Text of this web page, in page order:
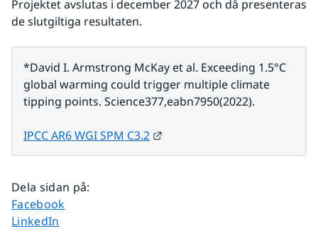
Projektet avslutas i december 2027 och då presenteras
de slutgiltiga resultaten.
*David I. Armstrong McKay et al. Exceeding 1.5°C
global warming could trigger multiple climate
tipping points. Science377,eabn7950(2022).
IPCC AR6 WGI SPM C3.2
Dela sidan på:
Dela sidan på
Facebook
Dela sidan på
LinkedIn